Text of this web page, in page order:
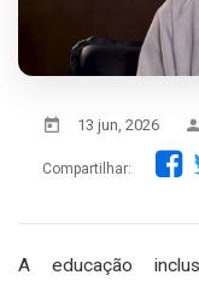
13 jun, 2026
Compartilhar:
A educação